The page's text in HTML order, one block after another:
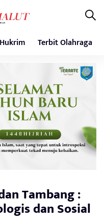
Hukrim Terbit Olahraga
Tambang :
dan Sosial